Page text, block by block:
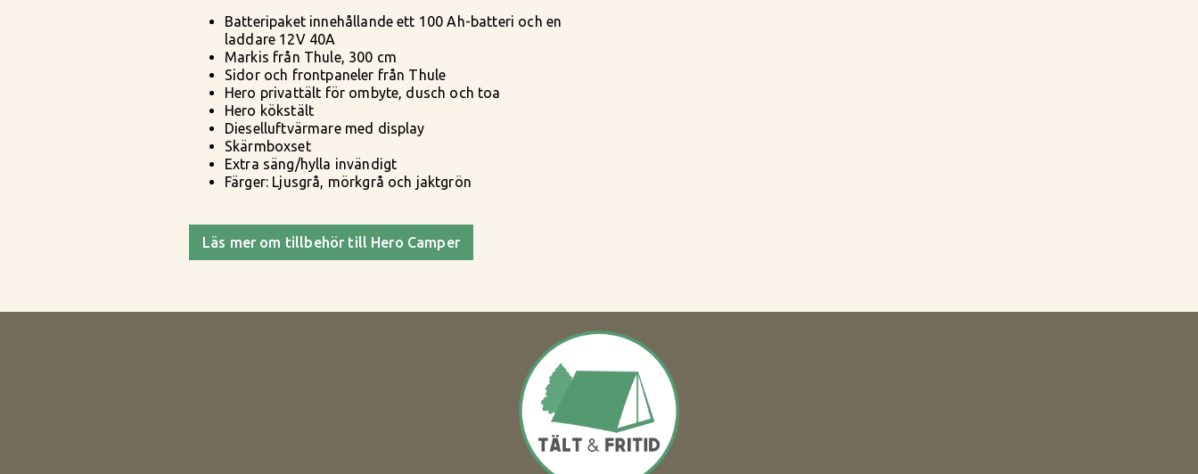
Batteripaket innehållande ett 100 Ah-batteri och en
laddare 12V 40A
Markis från Thule, 300 cm
Sidor och frontpaneler från Thule
Hero privattält för ombyte, dusch och toa
Hero kökstält
Dieselluftvärmare med display
Skärmboxset
Extra säng/hylla invändigt
Färger: Ljusgrå, mörkgrå och jaktgrön
Läs mer om tillbehör till Hero Camper